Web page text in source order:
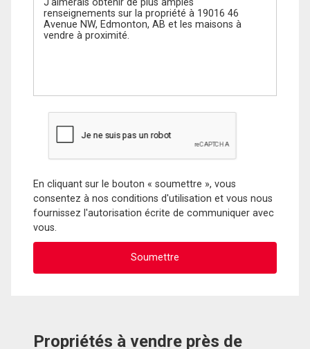
En cliquant sur le bouton « soumettre », vous
consentez à nos conditions d'utilisation et vous nous
fournissez l'autorisation écrite de communiquer avec
vous.
Propriétés à vendre près de